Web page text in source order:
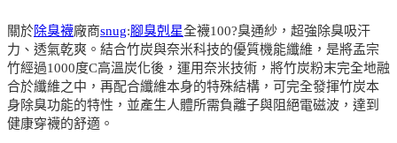
關於除臭襪廠商snug:腳臭剋星全襪100?臭通紗，超強除臭吸汗
力、透氣乾爽。結合竹炭與奈米科技的優質機能纖維，是將孟宗
竹經過1000度C高溫炭化後，運用奈米技術，將竹炭粉末完全地融
合於纖維之中，再配合纖維本身的特殊結構，可完全發揮竹炭本
身除臭功能的特性，並產生人體所需負離子與阻絕電磁波，達到
健康穿襪的舒適。